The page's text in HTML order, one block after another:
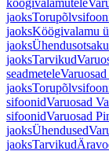
köögivalamutele
jaoks
jaoksKöögivalamu
jaoks
jaoksTarvikud
seadmetele
jaoks
sifoonidVaruosad
sifoonidVaruosad
jaoksÜhendused
jaoksTarvikud